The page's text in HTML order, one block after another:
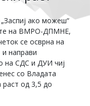
ако можеш“
на ВМРО-ДПМНЕ,
се осврна на
направи
на СДС и ДУИ чиј
со Владата
од 3,5 до